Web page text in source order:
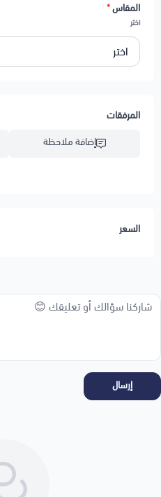
المقاس*
اختر
المرفقات
إضافة ملاحظة
السعر
إرسال